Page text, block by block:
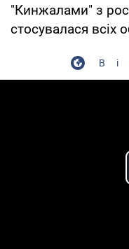
"Кинжалами" з
стосувалася всіх